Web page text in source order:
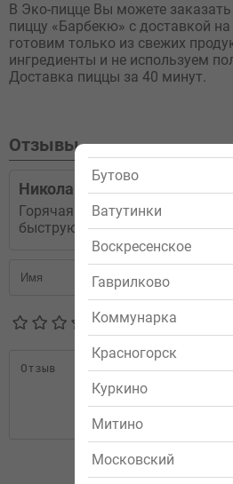
Бутово
Ватутинки
Воскресенское
Гаврилково
Коммунарка
Красногорск
Куркино
Митино
Московский
В Эко-пицце Вы можете
пиццу «Барбекю» с доставкой
готовим только из свежих
ингредиенты и не используем
Доставка пиццы за 40 минут.
Отзывы
Николай
Горячая пицца, практически из
быструю доставку!
Отправить